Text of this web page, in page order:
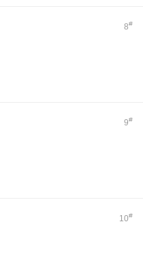
8#
9#
10#